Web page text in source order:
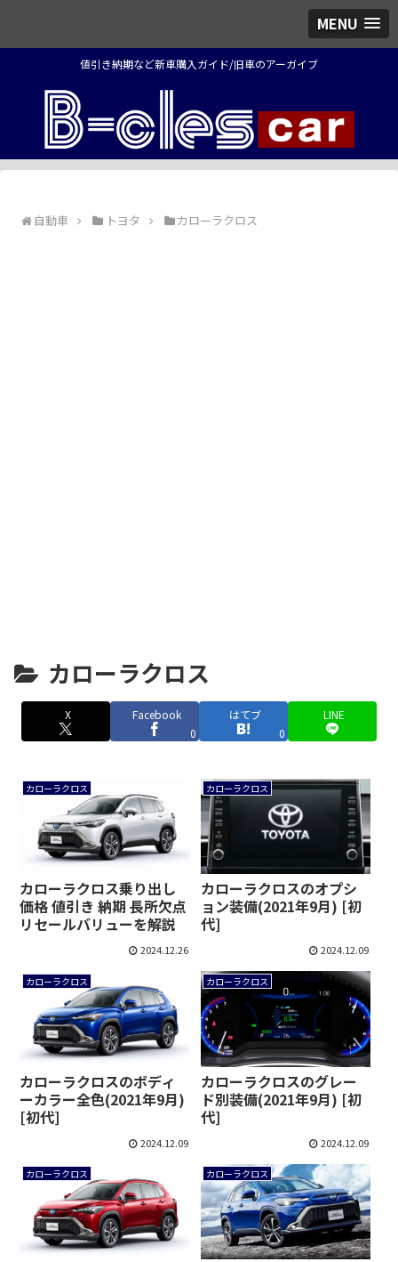
MENU
値引き納期など新車購入ガイド/旧車のアーガイブ
自動車 トヨタ カローラクロス
カローラクロス
X
Facebook
0
はてブ
0
LINE
カローラクロス
カローラクロス乗り出し
価格 値引き 納期 長所欠点
リセールバリューを解説
2024.12.26
カローラクロス
カローラクロスのオプシ
ョン装備(2021年9月) [初
代]
2024.12.09
カローラクロス
カローラクロスのボディ
ーカラー全色(2021年9月)
[初代]
2024.12.09
カローラクロス
カローラクロスのグレー
ド別装備(2021年9月) [初
代]
2024.12.09
カローラクロス カローラクロス